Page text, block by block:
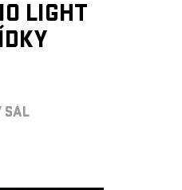
LIGHT
SÁL